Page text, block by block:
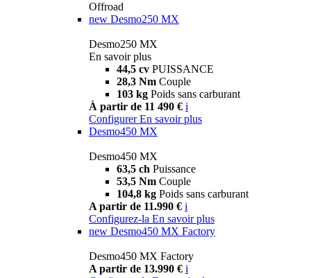
Offroad
new Desmo250 MX
Desmo250 MX
En savoir plus
44,5 cv PUISSANCE
28,3 Nm Couple
103 kg Poids sans carburant
À partir de 11 490 € i
Configurer En savoir plus
Desmo450 MX
Desmo450 MX
63,5 ch Puissance
53,5 Nm Couple
104,8 kg Poids sans carburant
A partir de 11.990 € i
Configurez-la En savoir plus
new Desmo450 MX Factory
Desmo450 MX Factory
A partir de 13.990 € i